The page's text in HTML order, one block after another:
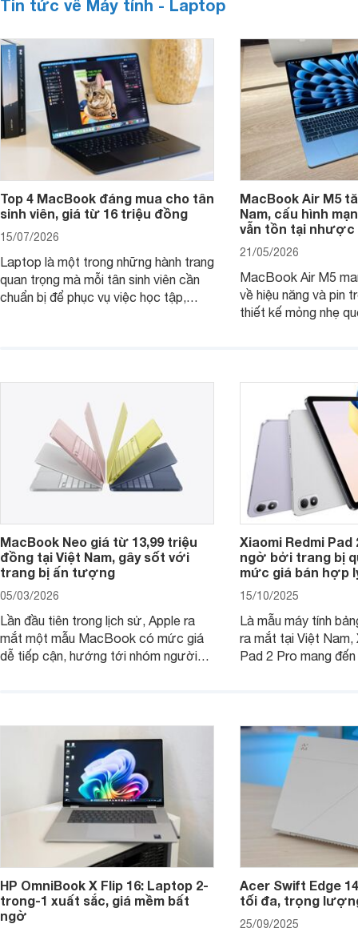
Tin tức về Máy tính - Laptop
Top 4 MacBook đáng mua cho tân
sinh viên, giá từ 16 triệu đồng
15/07/2026
Laptop là một trong những hành trang
quan trọng mà mỗi tân sinh viên cần
chuẩn bị để phục vụ việc học tập,
MacBook đáng cân nhắc dành cho
MacBook Air M5
Nam, cấu hình
vẫn tồn tại nhược
21/05/2026
MacBook Air M5
về hiệu năng và pin
thiết kế mỏng nhẹ
MacBook Neo giá từ 13,99 triệu
đồng tại Việt Nam, gây sốt với
trang bị ấn tượng
05/03/2026
Lần đầu tiên trong lịch sử, Apple ra
mắt một mẫu MacBook có mức giá
dễ tiếp cận, hướng tới nhóm người
hút sự quan tâm lớn từ thị trường.
Xiaomi Redmi Pad
ngờ bởi trang bị
mức giá bán hợp
15/10/2025
Là mẫu máy tính
ra mắt tại Việt Nam,
Pad 2 Pro mang
HP OmniBook X Flip 16: Laptop 2-
trong-1 xuất sắc, giá mềm bất
ngờ
Acer Swift Edge
tối đa, trọng
25/09/2025